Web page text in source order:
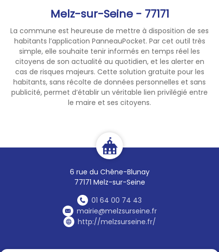
Melz-sur-Seine - 77171
La commune est heureuse de mettre à disposition de ses
habitants l’application PanneauPocket. Par cet outil très
simple, elle souhaite tenir informés en temps réel les
citoyens de son actualité au quotidien, et les alerter en
cas de risques majeurs. Cette solution gratuite pour les
habitants, sans récolte de données personnelles et sans
publicité, permet d’établir un véritable lien privilégié entre
le maire et ses citoyens.
6 rue du Chêne-Blunay
77171 Melz-sur-Seine
01 64 00 74 43
mairie@melzsurseine.fr
http://melzsurseine.fr/
http://melzsurseine.fr/
ARTISANS - ENTREPRISES